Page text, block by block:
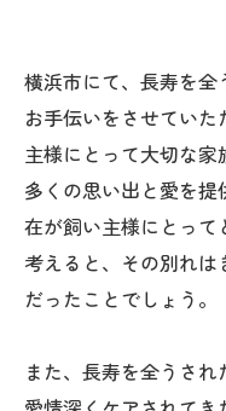
横浜市にて、長寿を
お手伝いをさせてい
主様にとって大切な
多くの思い出と愛を
在が飼い主様にとって
考えると、その別れ
だったことでしょう。
また、長寿を全うさ